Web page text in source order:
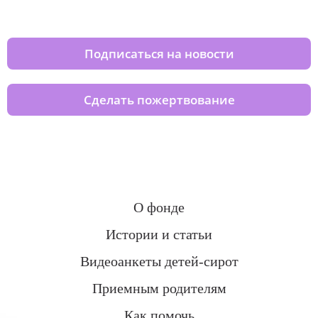
Подписаться на новости
Сделать пожертвование
О фонде
Истории и статьи
Видеоанкеты детей-сирот
Приемным родителям